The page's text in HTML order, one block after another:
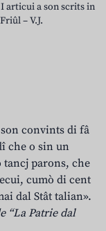
articui a son scrits in
– V.J.
convints di fâ
che o sin un
parons, che
cumò di cent
dal Stât talian».
“La Patrie dal